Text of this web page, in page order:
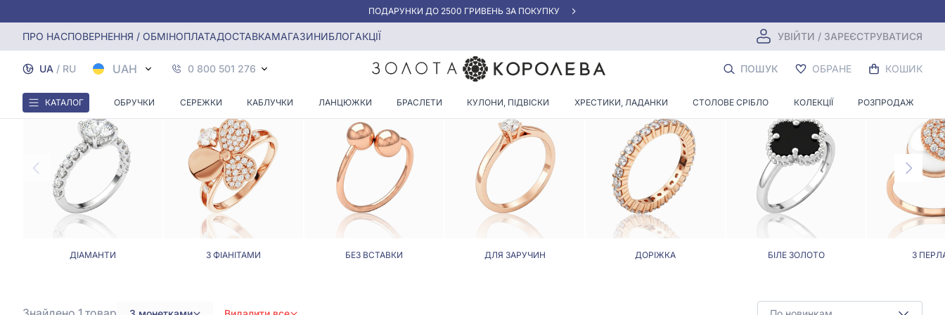
«КРАЩА ЦІНА» ВІД 5945 ГРН/ГРАМ
ПРО НАСПОВЕРНЕННЯ / ОБМІНОПЛАТАДОСТАВКАМАГАЗИНИБЛОГАКЦІЇ УВІЙТИ / ЗАРЕЄСТРУВАТИСЯ
UA / RU UAH 0 800 501 276 ПОШУК ОБРАНЕ КОШИК
КАТАЛОГ ОБРУЧКИ СЕРЕЖКИ КАБЛУЧКИ ЛАНЦЮЖКИ БРАСЛЕТИ КУЛОНИ, ПІДВІСКИ ХРЕСТИКИ, ЛАДАНКИ СТОЛОВЕ СРІБЛО КОЛЕКЦІЇ РОЗПРОДАЖ
Головна Каблучки Каблучки монети
КАБЛУЧКИ МОНЕТИ
ДІАМАНТИ З ФІАНІТАМИ БЕЗ ВСТАВКИ ДЛЯ ЗАРУЧИН ДОРІЖКА БІЛЕ ЗОЛОТО З